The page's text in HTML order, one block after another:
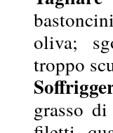
oliva;
troppo
grasso